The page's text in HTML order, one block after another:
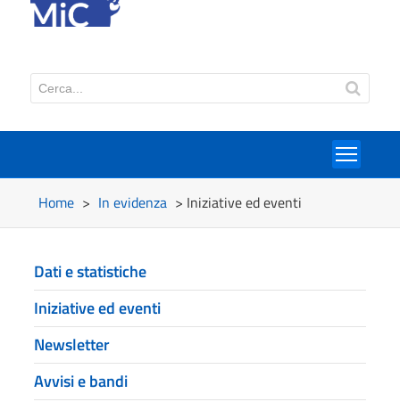
Home > In evidenza > Iniziative ed eventi
Dati e statistiche
Iniziative ed eventi
Newsletter
Avvisi e bandi